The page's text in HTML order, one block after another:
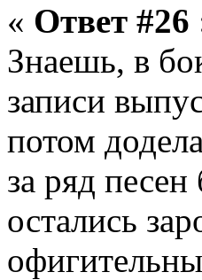
« Ответ #26
Знаешь, в
записи
потом
за ряд
остались